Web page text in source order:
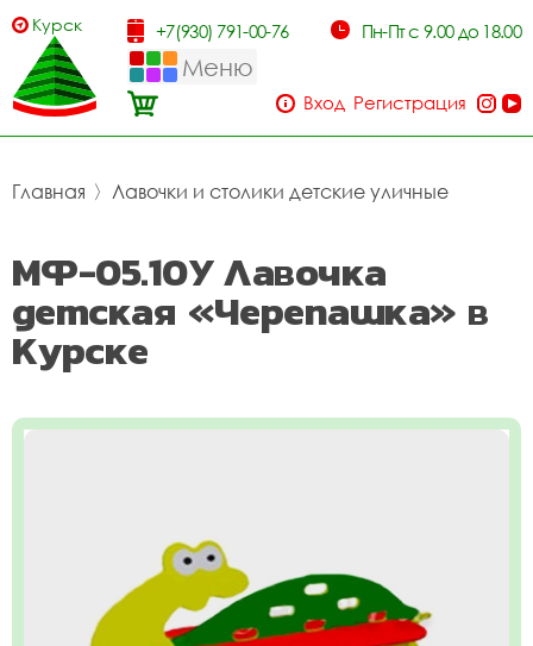
Курск +7(930) 791-00-76 Пн-Пт с 9.00 до 18.00
Меню
Вход Регистрация
Главная 〉 Лавочки и столики детские уличные
МФ-05.10У Лавочка
детская «Черепашка» в
Курске